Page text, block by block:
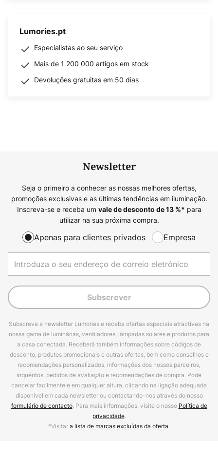
Lumories.pt
Especialistas ao seu serviço
Mais de 1 200 000 artigos em stock
Devoluções gratuitas em 50 dias
Newsletter
Seja o primeiro a conhecer as nossas melhores ofertas,
promoções exclusivas e as últimas tendências em iluminação.
Inscreva-se e receba um vale de desconto de13%* para
utilizar na sua próxima compra.
Apenas para clientes privados Empresa
Subscrever
Subscreva a newsletter Lumories e receba ofertas especiais atractivas na
nossa gama de luminárias, ventiladores, lâmpadas solares e produtos para
a casa conectada. Receberá também informações sobre códigos de
desconto, produtos promocionais e outras ofertas, bem como conselhos e
recomendações personalizados, informações dos nossos parceiros,
inquéritos, pedidos de avaliação e recomendações de compra. Pode
cancelar facilmente e em qualquer altura, clicando na ligação adequada
disponível em cada newsletter ou contactando-nos através do nosso
formulário de contacto. Para mais informações, visite o nosso Política de
privacidade.
*Visitara lista de marcas excluídas da oferta.